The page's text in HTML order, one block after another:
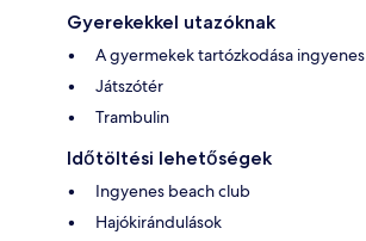
Gyerekekkel utazóknak
A gyermekek tartózkodása ingyenes
Játszótér
Trambulin
Időtöltési lehetőségek
Ingyenes beach club
Hajókirándulások